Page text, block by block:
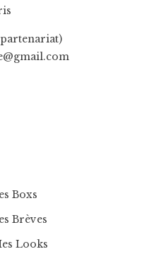
Boxs
Brèves
Looks